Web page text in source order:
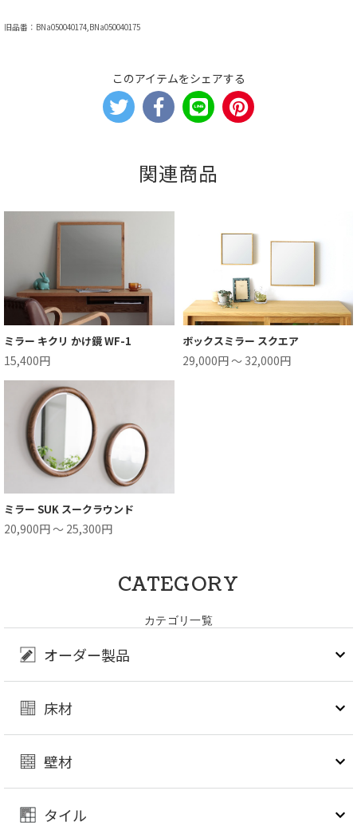
旧品番：BNa050040174,BNa050040175
このアイテムをシェアする
関連商品
ミラー キクリ かけ鏡 WF-1
15,400円
ボックスミラー スクエア
29,000円 ～ 32,000円
ミラー SUK スークラウンド
20,900円 ～ 25,300円
CATEGORY
カテゴリ一覧
オーダー製品
床材
壁材
タイル